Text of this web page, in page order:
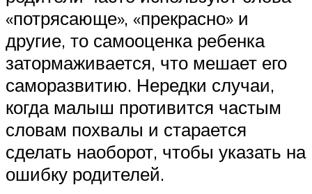
«потрясающе», «прекрасно» и
другие, то самооценка ребенка
затормаживается, что мешает его
саморазвитию. Нередки случаи,
когда малыш противится частым
словам похвалы и старается
сделать наоборот, чтобы указать на
ошибку родителей.